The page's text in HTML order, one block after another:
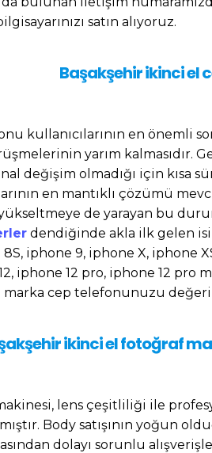
satın alıyoruz.
Başakşehir ikinci el
kullanıcılarının en önemli
yarım kalmasıdır.
değişim olmadığı için
en mantıklı çözümü
de yarayan bu
dendiğinde akla ilk gelen
iphone 9, iphone X, iphone
iphone 12 pro, iphone 12 pro
cep telefonunuzu
ikinci el fotoğraf
lens çeşitliliği ile
Body satışının yoğun
dolayı sorunlu